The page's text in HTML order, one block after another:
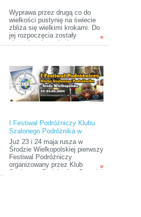
Wyprawa przez drugą co do
wielkości pustynię na świecie
zbliża się wielkimi krokami. Do
jej rozpoczęcia zostały
niespełna dwa miesiące, co
zainteresowanym, na czym
polega jej wyjątkowość.
»
I Festiwal Podróżniczy Klubu
Szalonego Podróżnika w
Środzie Wielkopolskiej
Już 23 i 24 maja rusza w
Środzie Wielkopolskiej pierwszy
Festiwal Podróżniczy
organizowany przez Klub
Szalonego Podróżnika. Dwa dni
»